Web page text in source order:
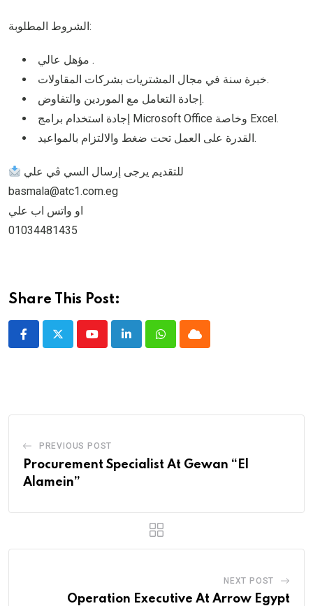
الشروط المطلوبة:
مؤهل عالي .
خبرة سنة في مجال المشتريات بشركات المقاولات.
إجادة التعامل مع الموردين والتفاوض.
إجادة استخدام برامج Microsoft Office وخاصة Excel.
القدرة على العمل تحت ضغط والالتزام بالمواعيد.
للتقديم يرجى إرسال السي ڤي علي
basmala@atc1.com.eg
او واتس اب علي
01034481435
Share This Post:
YoutubeLinkedInWhatsappCloud
PREVIOUS POST
Procurement Specialist At Gewan “El
Alamein”
NEXT POST
Operation Executive At Arrow Egypt